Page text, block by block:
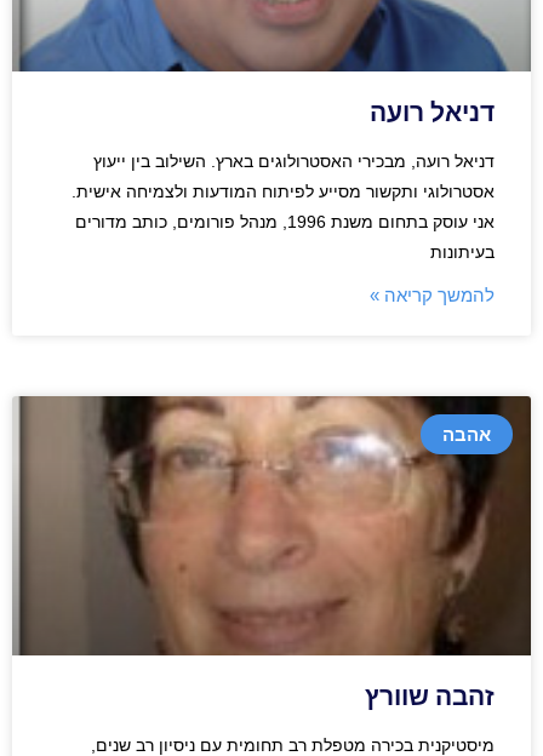
דניאל רועה
דניאל רועה, מבכירי האסטרולוגים בארץ. השילוב בין ייעוץ
אסטרולוגי ותקשור מסייע לפיתוח המודעות ולצמיחה אישית.
אני עוסק בתחום משנת 1996, מנהל פורומים, כותב מדורים
בעיתונות
להמשך קריאה »
אהבה
זהבה שוורץ
מיסטיקנית בכירה מטפלת רב תחומית עם ניסיון רב שנים,